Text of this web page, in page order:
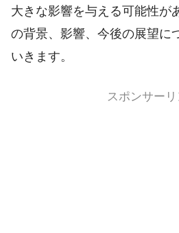
大きな影響を与える可能性が
の背景、影響、今後の展望に
いきます。
スポンサーリ